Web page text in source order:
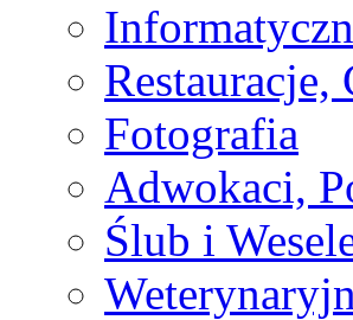
Restauracje,
Fotografia
Adwokaci,
Ślub i